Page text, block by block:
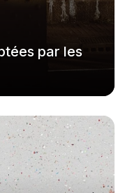
par les